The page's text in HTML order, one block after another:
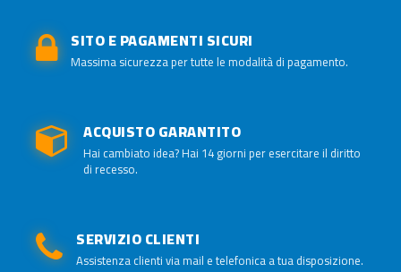
SITO E PAGAMENTI SICURI
Massima sicurezza per tutte le modalità di pagamento.
ACQUISTO GARANTITO
Hai cambiato idea? Hai 14 giorni per esercitare il diritto
di recesso.
SERVIZIO CLIENTI
Assistenza clienti via mail e telefonica a tua disposizione.